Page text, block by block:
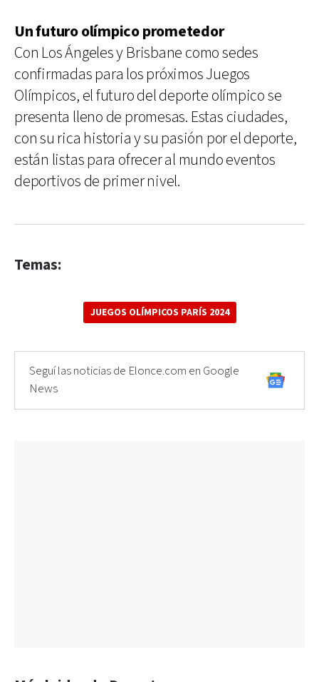
Un futuro olímpico prometedor
Con Los Ángeles y Brisbane como sedes
confirmadas para los próximos Juegos
Olímpicos, el futuro del deporte olímpico se
presenta lleno de promesas. Estas ciudades,
con su rica historia y su pasión por el deporte,
están listas para ofrecer al mundo eventos
deportivos de primer nivel.
Temas:
JUEGOS OLÍMPICOS PARÍS 2024
Seguí las noticias de Elonce.com en Google
News